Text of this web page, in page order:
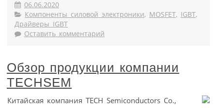
06.06.2020
Компоненты силовой электроники, MOSFET, IGBT,
Драйверы IGBT
Оставить комментарий
Обзор продукции компании
TECHSEM
Китайская компания TECH Semiconductors Co.,